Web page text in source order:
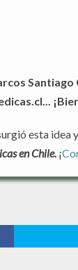
Santiago
esta idea
en Chile. ¡